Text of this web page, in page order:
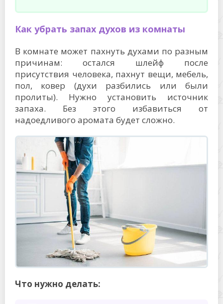
Как убрать запах духов из комнаты
В комнате может пахнуть духами по разным
причинам: остался шлейф после
присутствия человека, пахнут вещи, мебель,
пол, ковер (духи разбились или были
пролиты). Нужно установить источник
запаха. Без этого избавиться от
надоедливого аромата будет сложно.
Что нужно делать: